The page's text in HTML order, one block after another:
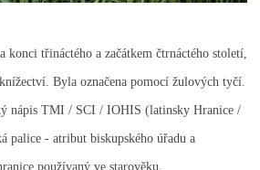
konci třináctého a začátkem čtrnáctého století,
Byla označena pomocí žulových tyčí.
nápis TMI / SCI / IOHIS (latinsky Hranice /
palice - atribut biskupského úřadu a
používaný ve starověku.